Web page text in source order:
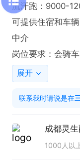
流汗跑：9000-
可提供住宿和车
中介
岗位要求：会骑
分民族
上班时间：
送餐范围：附近
工作地点：成都
展开
联系我时请说是在
成都灵
1000人以